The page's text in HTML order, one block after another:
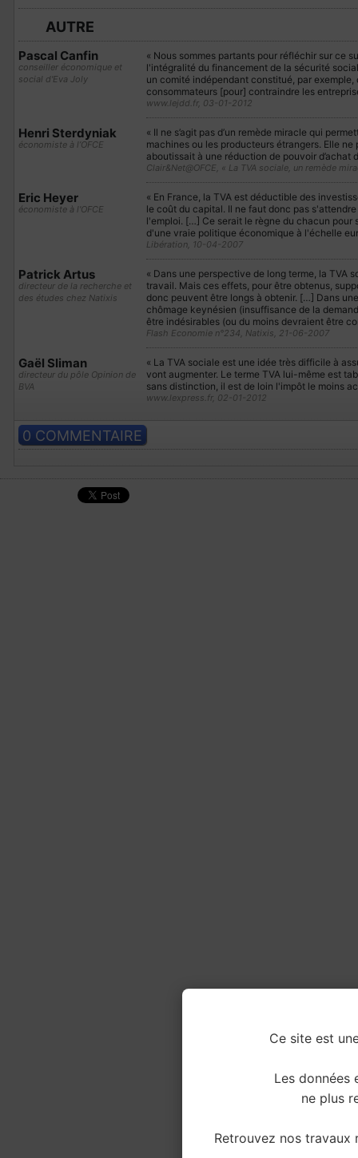
AUTRE
Pascal Canfin
conseiller économique et
social d'Eva Joly
« Nous sommes partants pour réfléchir sur ce
l'intégralité du financement de la sécurité
un comité indépendant constitué, par
consommateurs [pour] contraindre les
www.lejdd.fr, 03-01-2012
Henri Sterdyniak
économiste à l’OFCE
« Il ne s’agit pas d’un remède miracle qui
machines ou les producteurs étrangers. Elle ne
aboutissait à une réduction de pouvoir d’achat
Clair&Net@OFCE, « La TVA sociale, un remède
Eric Heyer
économiste à l'OFCE
« En France, la TVA est déductible des
le coût du capital. Il ne faut donc pas
l'emploi. […] Ce serait le règne du chacun pour
d'une vraie politique économique à l'échelle
Libération, 10-04-2007
Patrick Artus
directeur de la recherche et
des études chez Natixis
« Dans une perspective de long terme, la TVA
travail. Mais ces effets, pour être obtenus,
donc peuvent être longs à obtenir. […] Dans
chômage keynésien (insuffisance de la
être indésirables (ou du moins devraient être
Flash Economie n°234, Natixis, 21-06-2007
Gaël Sliman
directeur du pôle Opinion de
BVA
« La TVA sociale est une idée très difficile à
vont augmenter. Le terme TVA lui-même est
sans distinction, il est de loin l'impôt le moins
www.lexpress.fr, 02-01-2012
0 COMMENTAIRE
Ce site est
Les données
ne plus
Retrouvez nos